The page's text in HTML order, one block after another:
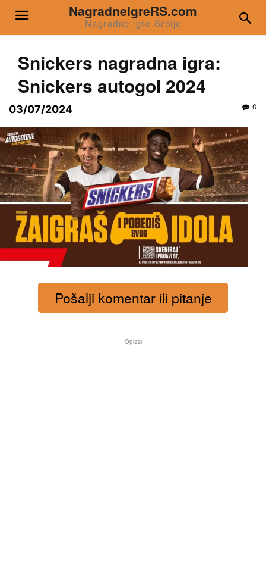
NagradneIgreRS.com
Nagradne igre Srbije
Snickers nagradna igra:
Snickers autogol 2024
03/07/2024 0
Pošalji komentar ili pitanje
Oglasi